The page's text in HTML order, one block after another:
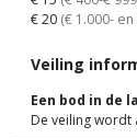
€ 20 (€ 1.000-
Veiling
Een bod in de
De veiling wordt